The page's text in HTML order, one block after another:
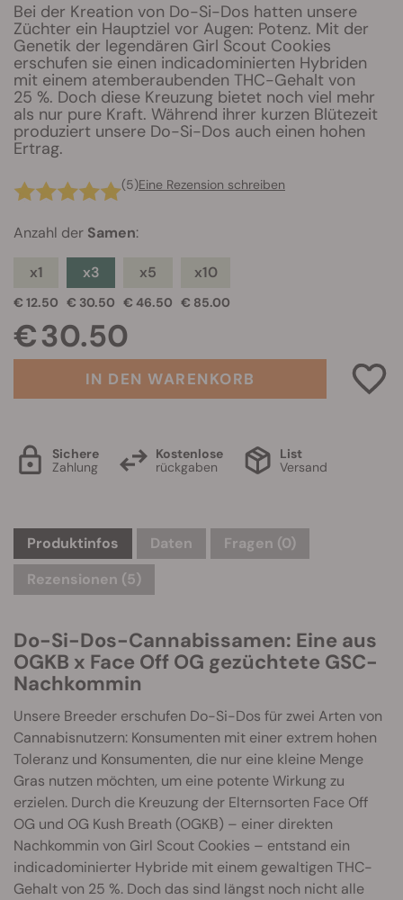
Bei der Kreation von Do-Si-Dos hatten unsere
Züchter ein Hauptziel vor Augen: Potenz. Mit der
Genetik der legendären Girl Scout Cookies
erschufen sie einen indicadominierten Hybriden
mit einem atemberaubenden THC-Gehalt von
25 %. Doch diese Kreuzung bietet noch viel mehr
als nur pure Kraft. Während ihrer kurzen Blütezeit
produziert unsere Do-Si-Dos auch einen hohen
Ertrag.
(5)Eine Rezension schreiben
Anzahl der Samen:
x1
€ 12.50
x3
€ 30.50
x5
€ 46.50
x10
€ 85.00
€ 30.50
IN DEN WARENKORB
Sichere
Zahlung
Kostenlose
rückgaben
List
Versand
Produktinfos Daten Fragen (0)
Rezensionen (5)
Do-Si-Dos-Cannabissamen: Eine aus
OGKB x Face Off OG gezüchtete GSC-
Nachkommin
Unsere Breeder erschufen Do-Si-Dos für zwei Arten von
Cannabisnutzern: Konsumenten mit einer extrem hohen
Toleranz und Konsumenten, die nur eine kleine Menge
Gras nutzen möchten, um eine potente Wirkung zu
erzielen. Durch die Kreuzung der Elternsorten Face Off
OG und OG Kush Breath (OGKB) – einer direkten
Nachkommin von Girl Scout Cookies – entstand ein
indicadominierter Hybride mit einem gewaltigen THC-
Gehalt von 25 %. Doch das sind längst noch nicht alle